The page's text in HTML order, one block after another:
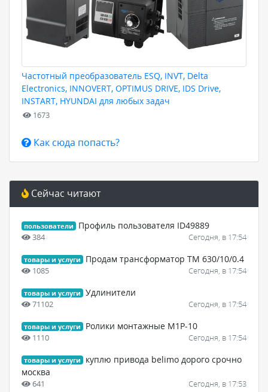
Частотный преобразователь ESQ, INVT, Delta
Electronics, INNOVERT, OPTIMUS DRIVE, IDS Drive,
INSTART, HYUNDAI для любых задач
1673
Как сюда попасть?
Сейчас читают
пользователи Профиль пользователя ID49889
384 Сегодня, в 17:54
товары и услуги Продам трансформатор ТМ 630/10/0.4
1085 Сегодня, в 17:54
товары и услуги Удлинители
71102 Сегодня, в 17:54
товары и услуги Ролики монтажные М1Р-10
1110 Сегодня, в 17:54
товары и услуги
куплю привода belimo дорого срочно
москва
641 Сегодня, в 17:53